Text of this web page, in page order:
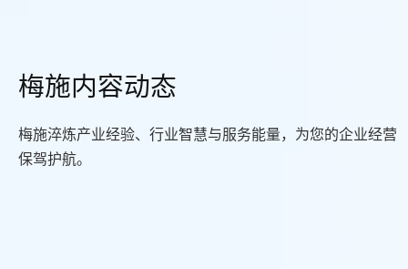
梅施内容动态
梅施淬炼产业经验、行业智慧与服务能量，为您的企业经营
保驾护航。